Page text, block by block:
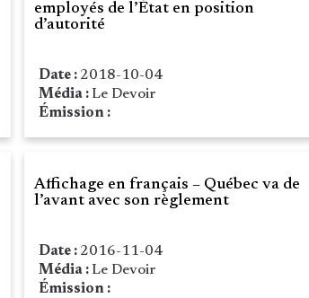
employés de l’État en position
d’autorité
Date : 2018-10-04
Média : Le Devoir
Émission :
Affichage en français – Québec va de
l’avant avec son règlement
Date : 2016-11-04
Média : Le Devoir
Émission :